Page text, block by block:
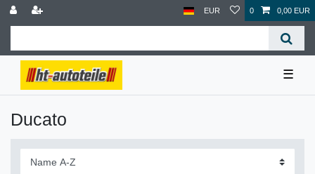
EUR 0 0,00 EUR
☰
Ducato